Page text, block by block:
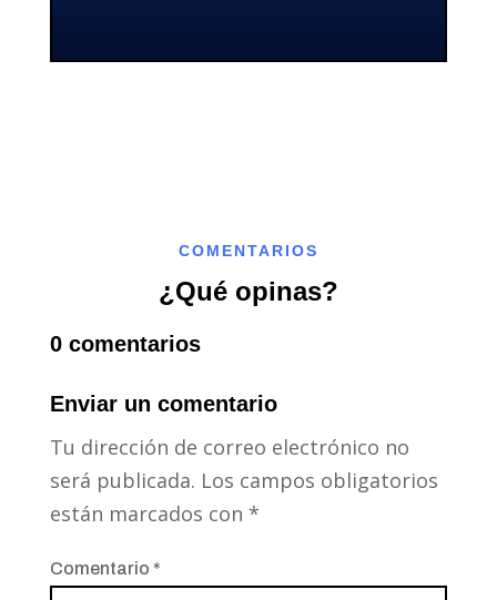
COMENTARIOS
¿Qué opinas?
0 comentarios
Enviar un comentario
Tu dirección de correo electrónico no
será publicada. Los campos obligatorios
están marcados con *
Comentario *